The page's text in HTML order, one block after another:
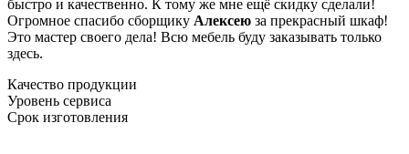
быстро и качественно. К тому же мне ещё скидку сделали!
Огромное спасибо сборщику Алексею за прекрасный шкаф!
Это мастер своего дела! Всю мебель буду заказывать только
здесь.
Качество продукции
Уровень сервиса
Срок изготовления